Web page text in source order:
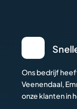
Ons bedrijf
Veenendaal,
onze klanten in